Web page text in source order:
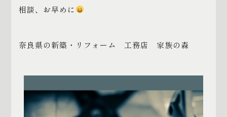
相談、お早めに
奈良県の新築・リフォーム 工務店 家族の森